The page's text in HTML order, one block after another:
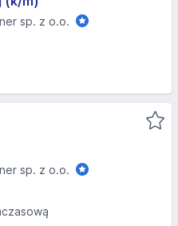
sp. z o.o.
sp. z o.o.